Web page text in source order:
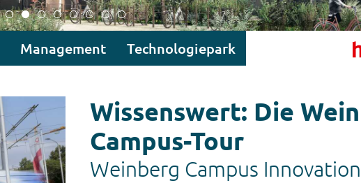
Management Technologiepark
Wissenswert: Die
Campus-Tour
Weinberg Campus